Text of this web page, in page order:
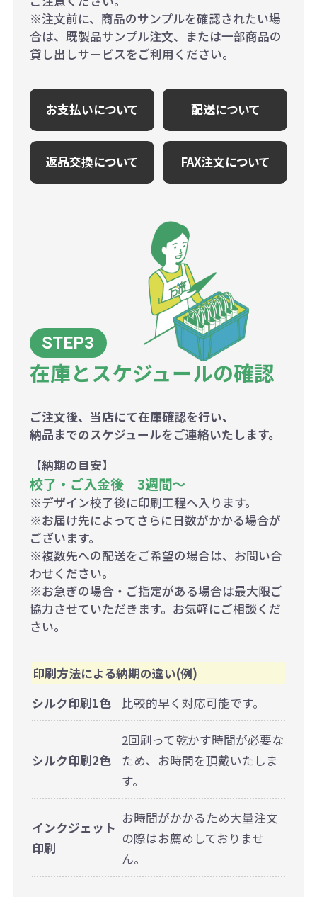
※注文前に、商品のサンプルを確認されたい場
合は、既製品サンプル注文、または一部商品の
貸し出しサービスをご利用ください。
お支払いについて 配送について
返品交換について FAX注文について
在庫とスケジュールの確認
ご注文後、当店にて在庫確認を行い、
納品までのスケジュールをご連絡いたします。
【納期の目安】
校了・ご入金後 3週間～
※デザイン校了後に印刷工程へ入ります。
※お届け先によってさらに日数がかかる場合が
ございます。
※複数先への配送をご希望の場合は、お問い合
わせください。
※お急ぎの場合・ご指定がある場合は最大限ご
協力させていただきます。お気軽にご相談くだ
さい。
印刷方法による納期の違い(例)
シルク印刷1色
比較的早く対応可能です。
シルク印刷2色
2回刷って乾かす時間が必要な
ため、お時間を頂戴いたしま
す。
インクジェット
印刷
お時間がかかるため大量注文
の際はお薦めしておりませ
ん。